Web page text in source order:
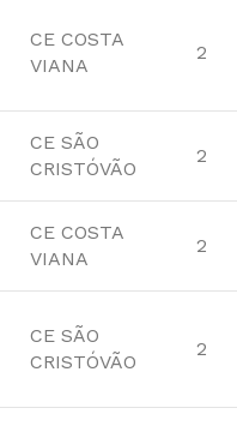
CE COSTA
VIANA
2
CE SÃO
CRISTÓVÃO
2
CE COSTA
VIANA
2
CE SÃO
CRISTÓVÃO
2